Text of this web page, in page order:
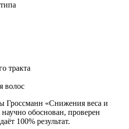
тракта
волос
Гроссманн «Снижения веса и
обоснован, проверен
100% результат.